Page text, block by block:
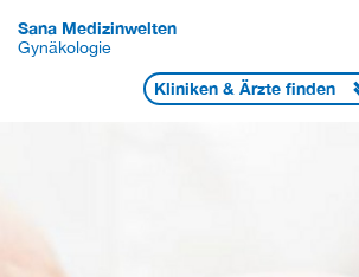
Sana Medizinwelten
Gynäkologie
Kliniken & Ärzte finden